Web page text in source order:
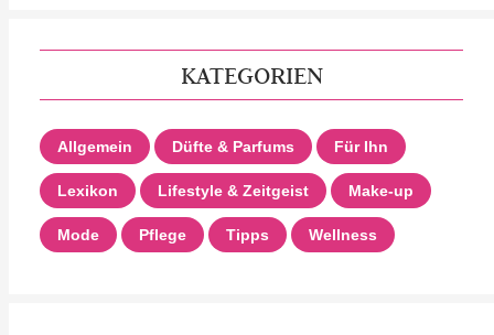
KATEGORIEN
Allgemein Düfte & Parfums Für Ihn
Lexikon Lifestyle & Zeitgeist Make-up
Mode Pflege Tipps Wellness